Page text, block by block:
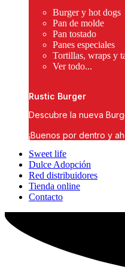
Burger y hot dogs
Pan de molde
Pan tostado
Panes especiales
Tortillas, wraps y
Ver todo...
Rustic Burger
Descubre la nueva
¡Buenos por dentro y
Sweet life
Dulce Adopción
Red distribuidores
Tienda online
Contacto